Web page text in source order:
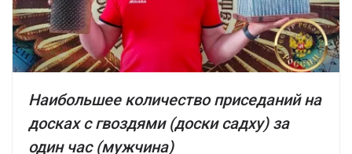
Наибольшее количество приседаний на
досках с гвоздями (доски садху) за
один час (мужчина)